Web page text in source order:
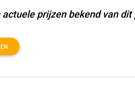
actuele prijzen bekend van dit